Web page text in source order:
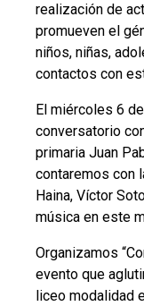
realización de
promueven el
niños, niñas,
contactos con
El miércoles 6
conversatorio
primaria Juan
contaremos con
Haina, Víctor
música en este
Organizamos
evento que
liceo modalidad